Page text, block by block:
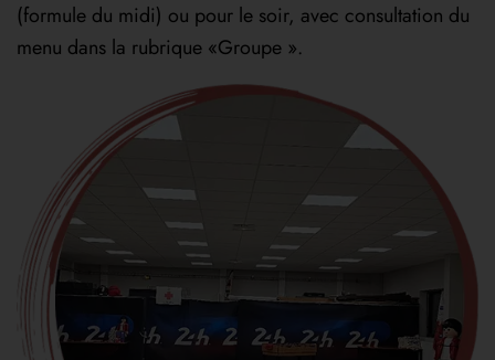
(formule du midi) ou pour le soir, avec consultation du
menu dans la rubrique «Groupe ».